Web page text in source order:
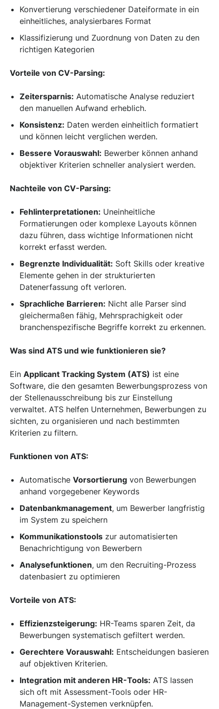
Konvertierung verschiedener Dateiformate in ein
einheitliches, analysierbares Format
Klassifizierung und Zuordnung von Daten zu den
richtigen Kategorien
Vorteile von CV-Parsing:
Zeitersparnis: Automatische Analyse reduziert
den manuellen Aufwand erheblich.
Konsistenz: Daten werden einheitlich formatiert
und können leicht verglichen werden.
Bessere Vorauswahl: Bewerber können anhand
objektiver Kriterien schneller analysiert werden.
Nachteile von CV-Parsing:
Fehlinterpretationen: Uneinheitliche
Formatierungen oder komplexe Layouts können
dazu führen, dass wichtige Informationen nicht
korrekt erfasst werden.
Begrenzte Individualität: Soft Skills oder kreative
Elemente gehen in der strukturierten
Datenerfassung oft verloren.
Sprachliche Barrieren: Nicht alle Parser sind
gleichermaßen fähig, Mehrsprachigkeit oder
branchenspezifische Begriffe korrekt zu erkennen.
Was sind ATS und wie funktionieren sie?
Ein Applicant Tracking System (ATS) ist eine
Software, die den gesamten Bewerbungsprozess von
der Stellenausschreibung bis zur Einstellung
verwaltet. ATS helfen Unternehmen, Bewerbungen zu
sichten, zu organisieren und nach bestimmten
Kriterien zu filtern.
Funktionen von ATS:
Automatische Vorsortierung von Bewerbungen
anhand vorgegebener Keywords
Datenbankmanagement, um Bewerber langfristig
im System zu speichern
Kommunikationstools zur automatisierten
Benachrichtigung von Bewerbern
Analysefunktionen, um den Recruiting-Prozess
datenbasiert zu optimieren
Vorteile von ATS:
Effizienzsteigerung: HR-Teams sparen Zeit, da
Bewerbungen systematisch gefiltert werden.
Gerechtere Vorauswahl: Entscheidungen basieren
auf objektiven Kriterien.
Integration mit anderen HR-Tools: ATS lassen
sich oft mit Assessment-Tools oder HR-
Management-Systemen verknüpfen.